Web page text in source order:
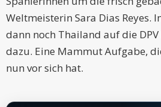
Weltmeisterin Sara Dias Reyes.
dann noch Thailand auf die
dazu. Eine Mammut Aufgabe,
nun vor sich hat.